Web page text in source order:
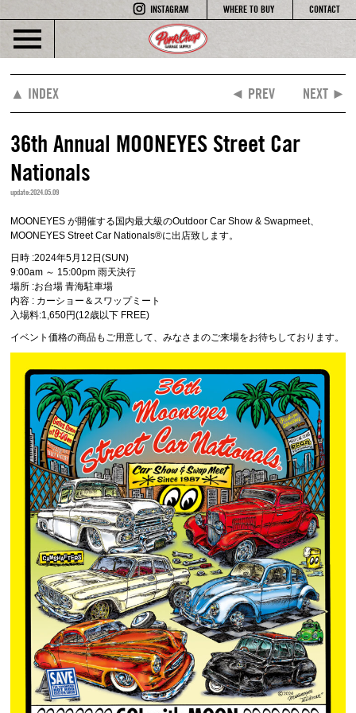
INSTAGRAM WHERE TO BUY CONTACT
▲ INDEX ◄ PREV NEXT ►
36th Annual MOONEYES Street Car
Nationals
update:2024.05.09
MOONEYES が開催する国内最大級のOutdoor Car Show & Swapmeet、
MOONEYES Street Car Nationals®に出店致します。
日時 :2024年5月12日(SUN)
9:00am ～ 15:00pm 雨天決行
場所 :お台場 青海駐車場
内容 : カーショー＆スワップミート
入場料:1,650円(12歳以下 FREE)
イベント価格の商品もご用意して、みなさまのご来場をお待ちしております。